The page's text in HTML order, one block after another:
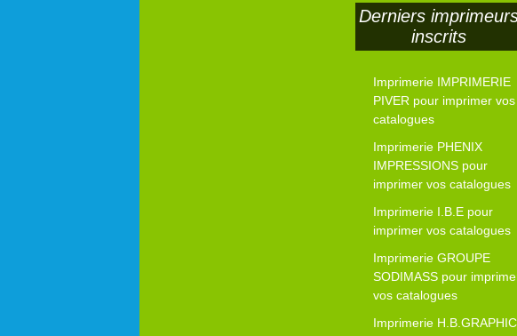
Derniers
inscrits
Imprimerie IMPRIMERIE
PIVER pour imprimer vos
catalogues
Imprimerie PHENIX
IMPRESSIONS pour
imprimer vos catalogues
Imprimerie I.B.E pour
imprimer vos catalogues
Imprimerie GROUPE
SODIMASS pour
vos catalogues
Imprimerie H.B.GRAPHIC